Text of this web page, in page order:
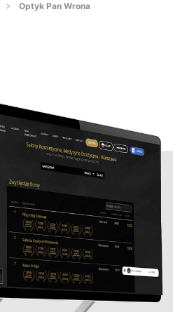
Optyk Pan Wrona